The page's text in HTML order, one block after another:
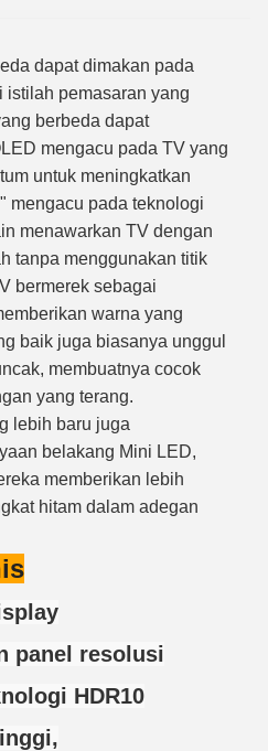
dapat dimakan pada
istilah pemasaran yang
berbeda dapat
mengacu pada TV yang
untuk meningkatkan
mengacu pada teknologi
menawarkan TV dengan
tanpa menggunakan titik
bermerek sebagai
warna yang
baik juga biasanya unggul
membuatnya cocok
yang terang.
lebih baru juga
belakang Mini LED,
memberikan lebih
hitam dalam adegan
panel resolusi
HDR10